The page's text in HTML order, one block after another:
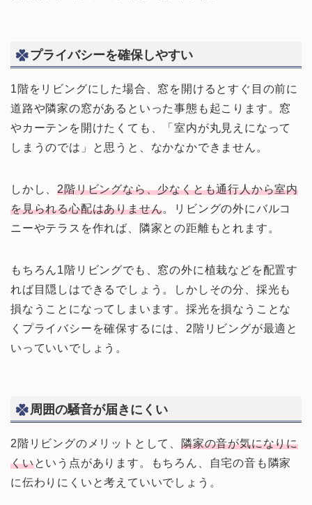
プライバシーを確保しやすい
1階をリビングにした場合、窓を開けるとすぐ目の前に
道路や隣家の窓があるといった事態も起こります。窓
やカーテンを開けたくても、「室内が丸見えになって
しまうのでは」と思うと、なかなかできません。
しかし、2階リビングなら、少なくとも通行人から室内
を見られる心配はありません。リビングの外にバルコ
ニーやテラスを作れば、隣家との距離もとれます。
もちろん1階リビングでも、窓の外に植栽などを配置す
れば目隠しはできるでしょう。しかしその分、採光も
損なうことになってしまいます。採光を損なうことな
くプライバシーを確保するには、2階リビングが最適と
いっていいでしょう。
周囲の騒音が届きにくい
2階リビングのメリットとして、隣家の音が気になりに
くいという点があります。もちろん、自宅の音も隣家
に伝わりにくいと考えていいでしょう。